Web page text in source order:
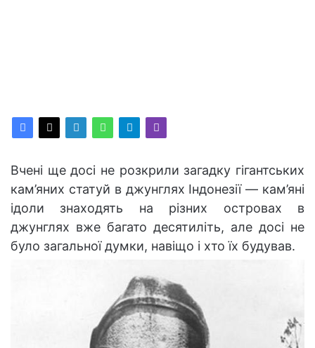
Вчені ще досі не розкрили загадку гігантських
кам’яних статуй в джунглях Індонезії — кам’яні
ідоли знаходять на різних островах в
джунглях вже багато десятиліть, але досі не
було загальної думки, навіщо і хто їх будував.